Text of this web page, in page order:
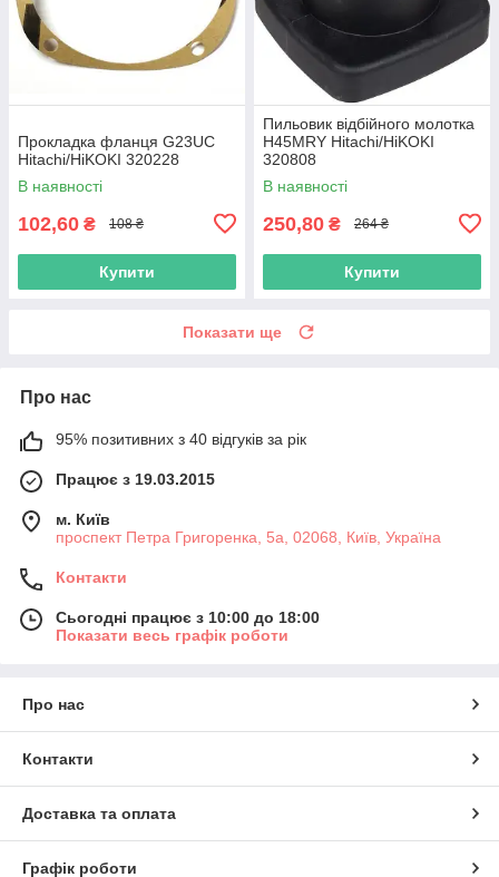
Прокладка фланця G23UC
Hitachi/HiKOKI 320228
В наявності
102,60 ₴ 108 ₴
Купити
Пильовик відбійного молотка
H45MRY Hitachi/HiKOKI
320808
В наявності
250,80 ₴ 264 ₴
Купити
Показати ще
Про нас
95% позитивних з 40 відгуків за рік
Працює з 19.03.2015
м. Київ
проспект Петра Григоренка, 5а, 02068, Київ, Україна
Контакти
Сьогодні працює з 10:00 до 18:00
Показати весь графік роботи
Про нас
Контакти
Доставка та оплата
Графік роботи